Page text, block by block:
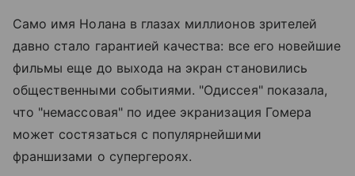
Само имя Нолана в глазах миллионов зрителей
давно стало гарантией качества: все его новейшие
фильмы еще до выхода на экран становились
общественными событиями. "Одиссея" показала,
что "немассовая" по идее экранизация Гомера
может состязаться с популярнейшими
франшизами о супергероях.